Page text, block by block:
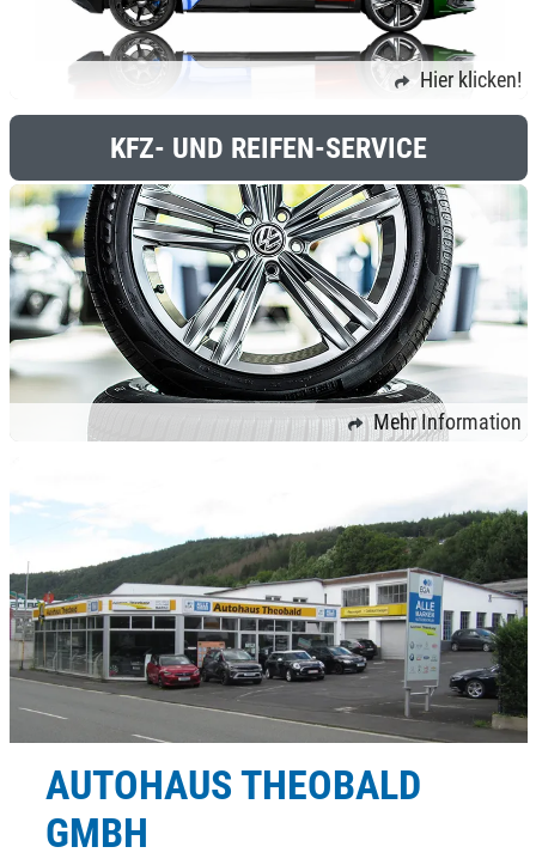
Hier klicken!
KFZ- UND REIFEN-SERVICE
Mehr Information
AUTOHAUS THEOBALD
GMBH